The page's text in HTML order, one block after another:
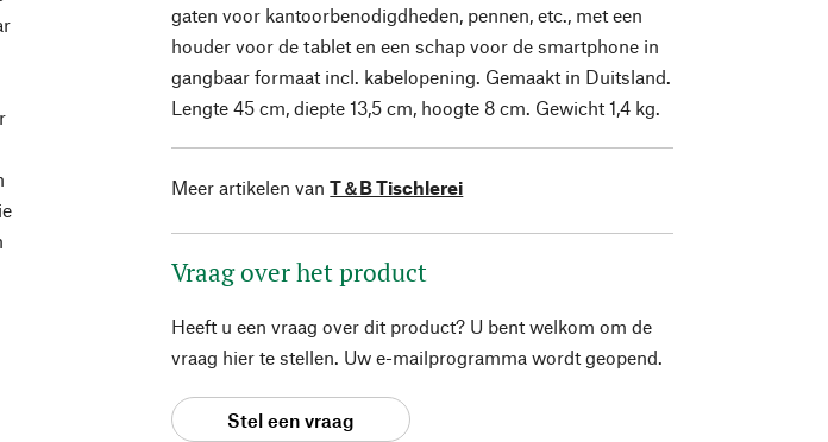
gaten voor kantoorbenodigdheden, pennen, etc., met een
houder voor de tablet en een schap voor de smartphone in
gangbaar formaat incl. kabelopening. Gemaakt in Duitsland.
Lengte 45 cm, diepte 13,5 cm, hoogte 8 cm. Gewicht 1,4 kg.
Meer artikelen van T＆B Tischlerei
Vraag over het product
Heeft u een vraag over dit product? U bent welkom om de
vraag hier te stellen. Uw e-mailprogramma wordt geopend.
Stel een vraag